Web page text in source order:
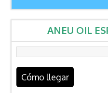
ANEU OIL
Cómo llegar